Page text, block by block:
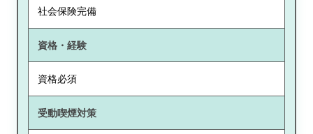
社会保険完備
資格・経験
資格必須
受動喫煙対策